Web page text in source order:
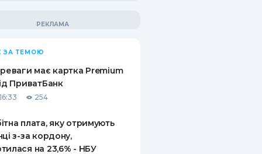
ВІНЬЄТКА
ВІД
ВИПАДКІВ
ПИТАННЯ ТА ВІДПОВІДІ
ПУТІВНИКИ ПО
ЗА ТЕМОЮ
має картка Premium
ПриватБанк
254
плата, яку отримують
з-за кордону,
на 23,6% - НБУ